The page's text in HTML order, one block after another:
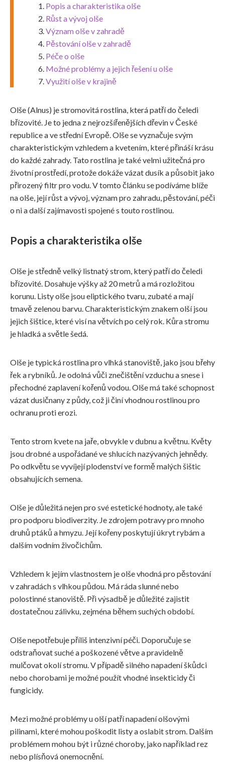
Popis a charakteristika olše
Růst a vývoj olše
Význam olše v zahradě
Pěstování olše v zahradě
Péče o olše
Možné problémy a jejich řešení u olše
Využití olše v krajině
Olše (Alnus) je stromovitá rostlina, která patří do čeledi
břízovité. Je to jedna z nejrozšířenějších dřevin v České
republice a ve střední Evropě. Olše se vyznačuje svým
charakteristickým vzhledem a kvetením, které přináší krásu
do každé zahrady. Tato rostlina je také velmi užitečná pro
životní prostředí, protože dokáže vázat dusík a působit jako
přirozený filtr pro vodu. V tomto článku se podíváme blíže
na olše, její růst a vývoj, význam pro zahradu, pěstování, péči
o ni a další zajímavosti spojené s touto rostlinou.
Popis a charakteristika olše
Olše je středně velký listnatý strom, který patří do čeledi
břízovité. Dosahuje výšky až 20 metrů a má rozložitou
korunu. Listy olše jsou eliptického tvaru, zubaté a mají
tmavě zelenou barvu. Charakteristickým znakem olší jsou
jejich šištice, které visí na větvích po celý rok. Kůra stromu
je hladká a světle šedá.
Olše je typická rostlina pro vlhká stanoviště, jako jsou břehy
řek a rybníků. Je odolná vůči znečištění vzduchu a snese i
přechodné zaplavení kořenů vodou. Olše má také schopnost
vázat dusičnany z půdy, což ji činí vhodnou rostlinou pro
ochranu proti erozi.
Tento strom kvete na jaře, obvykle v dubnu a květnu. Květy
jsou drobné a uspořádané ve shlucích nazývaných jehnědy.
Po odkvětu se vyvíjejí plodenství ve formě malých šištic
obsahujících semena.
Olše je důležitá nejen pro své estetické hodnoty, ale také
pro podporu biodiverzity. Je zdrojem potravy pro mnoho
druhů ptáků a hmyzu. Její kořeny poskytují úkryt rybám a
dalším vodním živočichům.
Vzhledem k jejím vlastnostem je olše vhodná pro pěstování
v zahradách s vlhkou půdou. Má ráda slunné nebo
polostinné stanoviště. Při výsadbě je důležité zajistit
dostatečnou zálivku, zejména během suchých období.
Olše nepotřebuje příliš intenzivní péči. Doporučuje se
odstraňovat suché a poškozené větve a pravidelně
mulčovat okolí stromu. V případě silného napadení škůdci
nebo chorobami je možné použít vhodné insekticidy či
fungicidy.
Mezi možné problémy u olší patří napadení olšovými
pilinami, které mohou poškodit listy a oslabit strom. Dalším
problémem mohou být i různé choroby, jako například rez
nebo plísňová onemocnění.